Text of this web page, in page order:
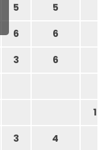
5 5
6 6
3 6
1
3 4